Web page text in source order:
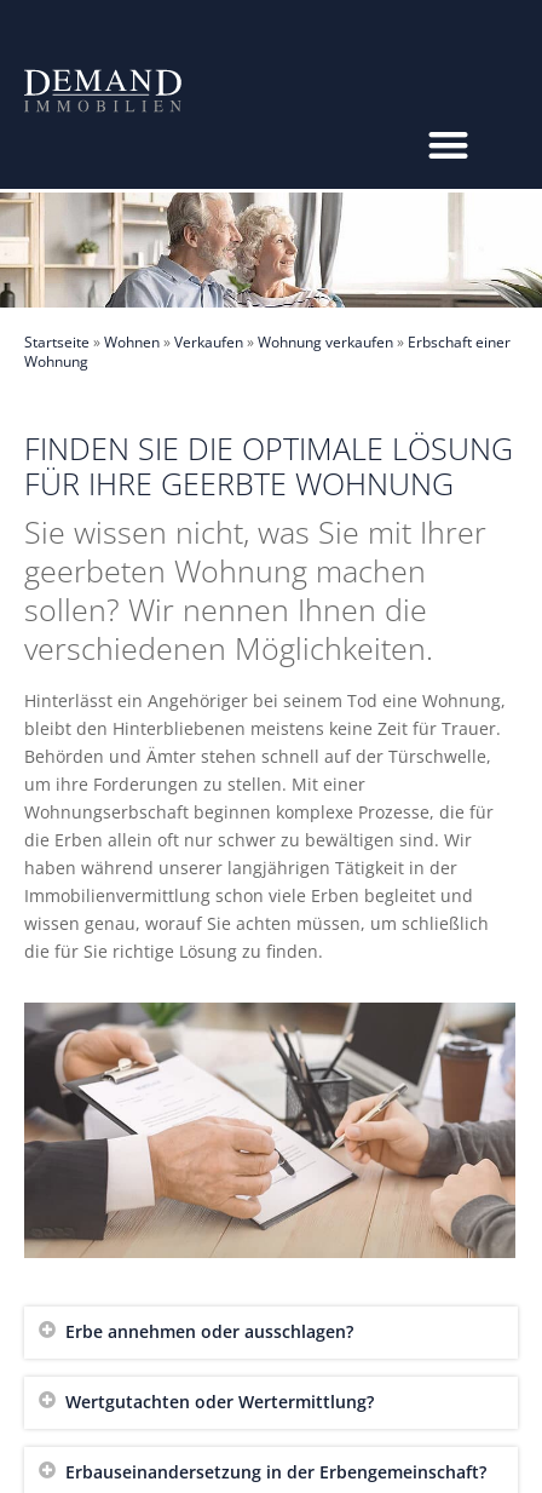
Startseite »Wohnen»Verkaufen»Wohnung verkaufen» Erbschaft einer
Wohnung
FINDEN SIE DIE OPTIMALE LÖSUNG
FÜR IHRE GEERBTE WOHNUNG
Sie wissen nicht, was Sie mit Ihrer
geerbeten Wohnung machen
sollen? Wir nennen Ihnen die
verschiedenen Möglichkeiten.
Hinterlässt ein Angehöriger bei seinem Tod eine Wohnung,
bleibt den Hinterbliebenen meistens keine Zeit für Trauer.
Behörden und Ämter stehen schnell auf der Türschwelle,
um ihre Forderungen zu stellen. Mit einer
Wohnungserbschaft beginnen komplexe Prozesse, die für
die Erben allein oft nur schwer zu bewältigen sind. Wir
haben während unserer langjährigen Tätigkeit in der
Immobilienvermittlung schon viele Erben begleitet und
wissen genau, worauf Sie achten müssen, um schließlich
die für Sie richtige Lösung zu finden.
Erbe annehmen oder ausschlagen?
Wertgutachten oder Wertermittlung?
Erbauseinandersetzung in der Erbengemeinschaft?